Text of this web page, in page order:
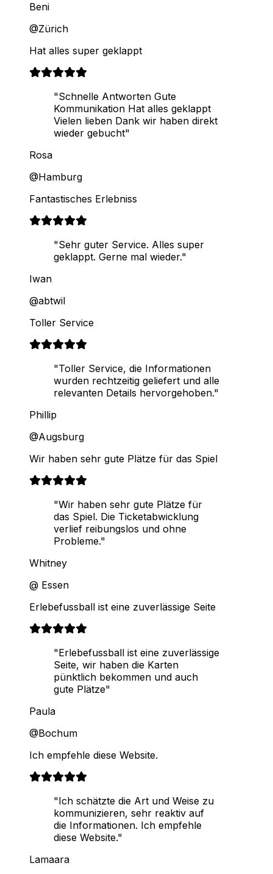
Beni
@Zürich
Hat alles super geklappt
"Schnelle Antworten Gute
Kommunikation Hat alles geklappt
Vielen lieben Dank wir haben direkt
wieder gebucht"
Rosa
@Hamburg
Fantastisches Erlebniss
"Sehr guter Service. Alles super
geklappt. Gerne mal wieder."
Iwan
@abtwil
Toller Service
"Toller Service, die Informationen
wurden rechtzeitig geliefert und alle
relevanten Details hervorgehoben."
Phillip
@Augsburg
Wir haben sehr gute Plätze für das Spiel
"Wir haben sehr gute Plätze für
das Spiel. Die Ticketabwicklung
verlief reibungslos und ohne
Probleme."
Whitney
@ Essen
Erlebefussball ist eine zuverlässige Seite
"Erlebefussball ist eine zuverlässige
Seite, wir haben die Karten
pünktlich bekommen und auch
gute Plätze"
Paula
@Bochum
Ich empfehle diese Website.
"Ich schätzte die Art und Weise zu
kommunizieren, sehr reaktiv auf
die Informationen. Ich empfehle
diese Website."
Lamaara